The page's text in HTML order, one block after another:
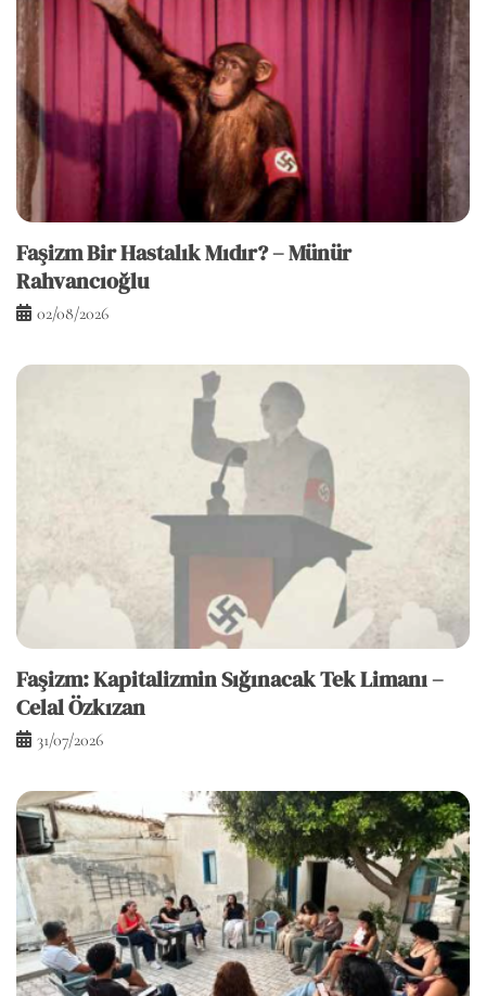
Faşizm Bir Hastalık Mıdır? – Münür
Rahvancıoğlu
02/08/2026
Faşizm: Kapitalizmin Sığınacak Tek Limanı –
Celal Özkızan
31/07/2026